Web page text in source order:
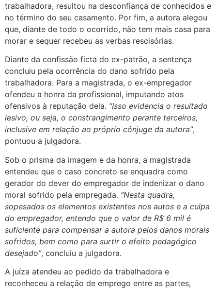
trabalhadora, resultou na desconfiança de conhecidos e
no término do seu casamento. Por fim, a autora alegou
que, diante de todo o ocorrido, não tem mais casa para
morar e sequer recebeu as verbas rescisórias.
Diante da confissão ficta do ex-patrão, a sentença
concluiu pela ocorrência do dano sofrido pela
trabalhadora. Para a magistrada, o ex-empregador
ofendeu a honra da profissional, imputando atos
ofensivos à reputação dela. “Isso evidencia o resultado
lesivo, ou seja, o constrangimento perante terceiros,
inclusive em relação ao próprio cônjuge da autora”,
pontuou a julgadora.
Sob o prisma da imagem e da honra, a magistrada
entendeu que o caso concreto se enquadra como
gerador do dever do empregador de indenizar o dano
moral sofrido pela empregada. “Nesta quadra,
sopesados os elementos existentes nos autos e a culpa
do empregador, entendo que o valor de R$ 6 mil é
suficiente para compensar a autora pelos danos morais
sofridos, bem como para surtir o efeito pedagógico
desejado”, concluiu a julgadora.
A juíza atendeu ao pedido da trabalhadora e
reconheceu a relação de emprego entre as partes,